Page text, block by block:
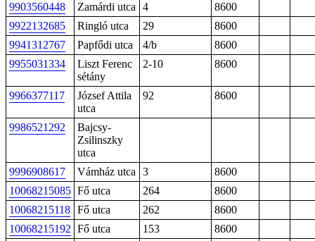
9903560448
Zamárdi utca 4
8600
9922132685
Ringló utca 29
8600
9941312767
Papfődi utca 4/b
8600
9955031334
Liszt Ferenc
sétány
2-10 8600
9966377117
József Attila
utca
92 8600
9986521292
Bajcsy-
Zsilinszky
utca
9996908617
Vámház utca 3
8600
10068215085 Fő utca 264
8600
10068215118 Fő utca 262
8600
10068215192 Fő utca 153
8600